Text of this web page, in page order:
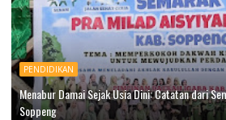
PENDIDIKAN
Menabur Damai Sejak Usia Dini: Catatan dari
Soppeng